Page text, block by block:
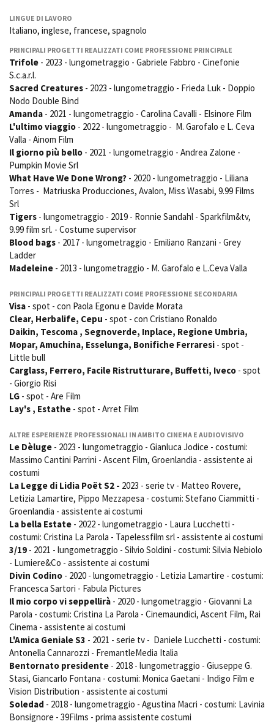
Development Fund
Piemonte Doc Film Fund
Short Film Fund
PRODUCTION GUIDE
Società di produzione
Strutture di servizio
Professionisti
Attrici-Attori
Beginners
LOCATION GUIDE
FILM DATABASE
BOOK DATABASE
NEWS
CASTING
Torino Film Festival
David di Donatello
Nastri d’Argento
Premio Solinas
STRUMENTI
profilo
Newsletter
Lavora con noi
Stage - Tirocini - Scuola e
Lavoro
Elenco Operatori Economici
per affidamento lavori in
Amministrazione trasparente
Bandi e gare
Contatti
Privacy
Cookie policy
Credits
LINGUE DI LAVORO
Italiano, inglese, francese, spagnolo
PRINCIPALI PROGETTI REALIZZATI COME PROFESSIONE PRINCIPALE
Trifole - 2023 - lungometraggio - Gabriele Fabbro - Cinefonie
S.c.a.r.l.
Sacred Creatures - 2023 - lungometraggio - Frieda Luk - Doppio
Nodo Double Bind
Amanda - 2021 - lungometraggio - Carolina Cavalli - Elsinore Film
L'ultimo viaggio - 2022 - lungometraggio - M. Garofalo e L. Ceva
Valla - Ainom Film
Il giorno più bello - 2021 - lungometraggio - Andrea Zalone -
Pumpkin Movie Srl
What Have We Done Wrong? - 2020 - lungometraggio - Liliana
Torres - Matriuska Producciones, Avalon, Miss Wasabi, 9.99 Films
Srl
Tigers - lungometraggio - 2019 - Ronnie Sandahl - Sparkfilm&tv,
9.99 film srl. - Costume supervisor
Blood bags - 2017 - lungometraggio - Emiliano Ranzani - Grey
Ladder
Madeleine - 2013 - lungometraggio - M. Garofalo e L.Ceva Valla
PRINCIPALI PROGETTI REALIZZATI COME PROFESSIONE SECONDARIA
Visa - spot - con Paola Egonu e Davide Morata
Clear, Herbalife, Cepu - spot - con Cristiano Ronaldo
Daikin, Tescoma , Segnoverde, Inplace, Regione Umbria,
Mopar, Amuchina, Esselunga, Bonifiche Ferraresi - spot -
Little bull
Carglass, Ferrero, Facile Ristrutturare, Buffetti, Iveco - spot
- Giorgio Risi
LG - spot - Are Film
Lay's , Estathe - spot - Arret Film
ALTRE ESPERIENZE PROFESSIONALI IN AMBITO CINEMA E AUDIOVISIVO
Le Dèluge - 2023 - lungometraggio - Gianluca Jodice - costumi:
Massimo Cantini Parrini - Ascent Film, Groenlandia - assistente ai
costumi
La Legge di Lidia Poët S2 - 2023 - serie tv - Matteo Rovere,
Letizia Lamartire, Pippo Mezzapesa - costumi: Stefano Ciammitti -
Groenlandia - assistente ai costumi
La bella Estate - 2022 - lungometraggio - Laura Lucchetti -
costumi: Cristina La Parola - Tapelessfilm srl - assistente ai costumi
3/19 - 2021 - lungometraggio - Silvio Soldini - costumi: Silvia Nebiolo
- Lumiere&Co - assistente ai costumi
Divin Codino - 2020 - lungometraggio - Letizia Lamartire - costumi:
Francesca Sartori - Fabula Pictures
Il mio corpo vi seppellirà - 2020 - lungometraggio - Giovanni La
Parola - costumi: Cristina La Parola - Cinemaundici, Ascent Film, Rai
Cinema - assistente ai costumi
L'Amica Geniale S3 - 2021 - serie tv - Daniele Lucchetti - costumi:
Antonella Cannarozzi - FremantleMedia Italia
Bentornato presidente - 2018 - lungometraggio - Giuseppe G.
Stasi, Giancarlo Fontana - costumi: Monica Gaetani - Indigo Film e
Vision Distribution - assistente ai costumi
Soledad - 2018 - lungometraggio - Agustina Macri - costumi: Lavinia
Bonsignore - 39Films - prima assistente costumi